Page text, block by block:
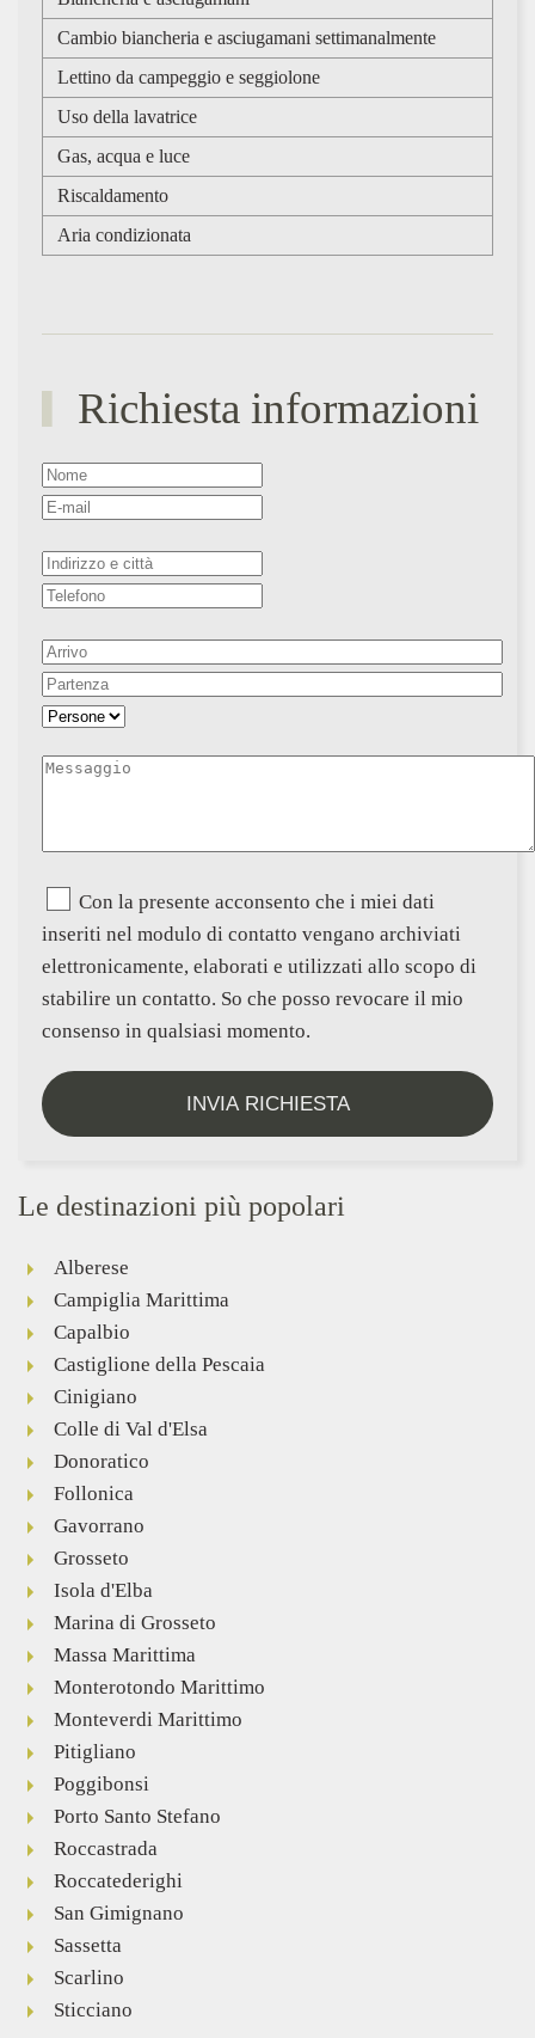
Cambio biancheria e asciugamani settimanalmente
Lettino da campeggio e seggiolone
Uso della lavatrice
Gas, acqua e luce
Riscaldamento
Aria condizionata
Richiesta informazioni
Con la presente acconsento che i miei dati
inseriti nel modulo di contatto vengano archiviati
elettronicamente, elaborati e utilizzati allo scopo di
stabilire un contatto. So che posso revocare il mio
consenso in qualsiasi momento.
INVIA RICHIESTA
Le destinazioni più popolari
Alberese
Campiglia Marittima
Capalbio
Castiglione della Pescaia
Cinigiano
Colle di Val d'Elsa
Donoratico
Follonica
Gavorrano
Grosseto
Isola d'Elba
Marina di Grosseto
Massa Marittima
Monterotondo Marittimo
Monteverdi Marittimo
Pitigliano
Poggibonsi
Porto Santo Stefano
Roccastrada
Roccatederighi
San Gimignano
Sassetta
Scarlino
Sticciano